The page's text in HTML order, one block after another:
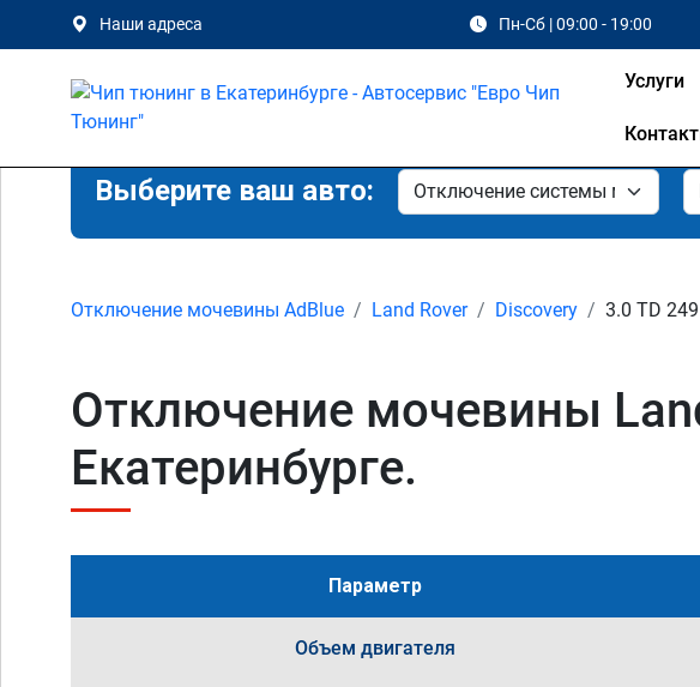
Наши адреса Пн-Сб | 09:00 - 19:00
Услуги
Выберите ваш авто:
Отключение мочевины AdBlue Land Rover Discovery 3.0 TD
Отключение мочевины
Екатеринбурге.
Параметр
Объем двигателя